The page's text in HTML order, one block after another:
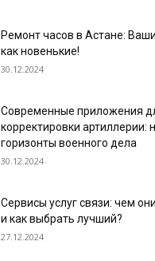
Ремонт часов в Астане:
как новенькие!
30.12.2024
Современные приложения
корректировки артиллерии:
горизонты военного дела
30.12.2024
Сервисы услуг связи: чем
и как выбрать лучший?
27.12.2024